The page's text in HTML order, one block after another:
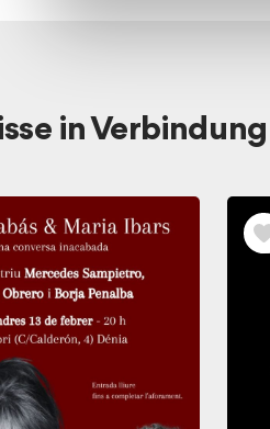
in Verbindung